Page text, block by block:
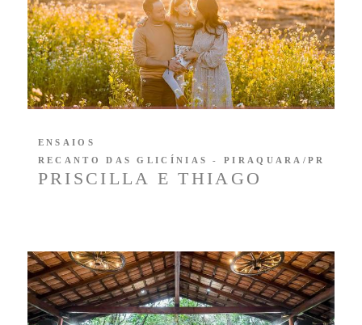
PRISCILLA E THIAGO
ENSAIOS
RECANTO DAS GLICÍNIAS - PIRAQUARA/PR